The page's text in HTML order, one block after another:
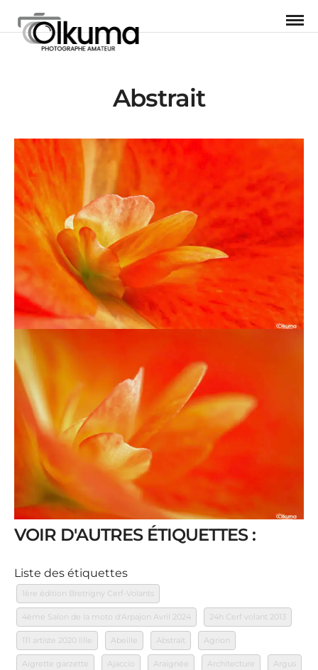
Abstrait
VOIR D'AUTRES ÉTIQUETTES :
Liste des étiquettes
1ère édition Bretrigny Cerf-Volants
4ème Salon de la moto d'Arpajon Avril 2024 24h Cerf volant 2013
111 artiste 2020 lille Abeille Abstrait Agrion
Aigrette garzette Ajaccio Araignée Architecture Argus